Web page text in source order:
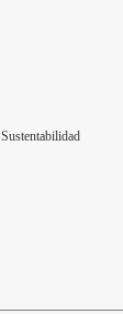
Sustentabilidad